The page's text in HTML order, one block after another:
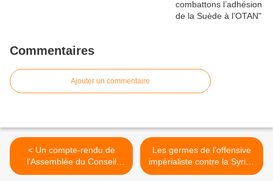
Commentaires
Ajouter un commentaire
< Un compte-rendu de
l'Assemblée du Conseil
mondial de la paix à
Les germes de l'offensive
impérialiste contre la Syrie :
corruption, néo-libéralisme,